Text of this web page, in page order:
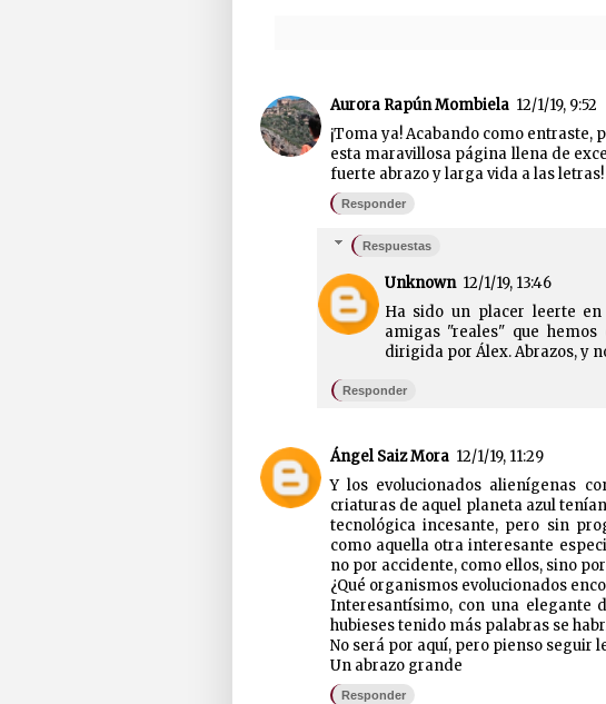
Aurora Rapún Mombiela 12/1/19, 9:52
¡Toma ya! Acabando como
esta maravillosa página llena de
fuerte abrazo y larga vida a las letras!
Responder
Respuestas
Unknown 12/1/19, 13:46
Ha sido un placer leerte
amigas "reales" que
dirigida por Álex. Abrazos, y
Responder
Ángel Saiz Mora 12/1/19, 11:29
Y los evolucionados alienígenas
criaturas de aquel planeta azul
tecnológica incesante, pero sin
como aquella otra interesante
no por accidente, como ellos, sino
¿Qué organismos evolucionados
Interesantísimo, con una elegante
hubieses tenido más palabras se
No será por aquí, pero pienso seguir
Un abrazo grande
Responder